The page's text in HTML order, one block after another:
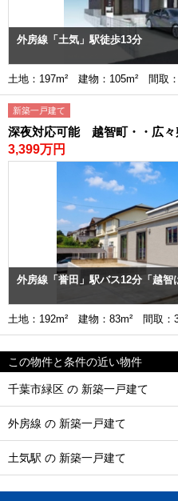
外房線「土気」駅徒歩13分
土地：197m² 建物：105m² 間取
新築一戸建て
深夜対応可能 越智町・・広々
3,399万円
外房線「誉田」駅バス12分「越智
土地：192m² 建物：83m² 間取
この物件と条件の近い物件
千葉市緑区 の 新築一戸建て
外房線 の 新築一戸建て
土気駅 の 新築一戸建て